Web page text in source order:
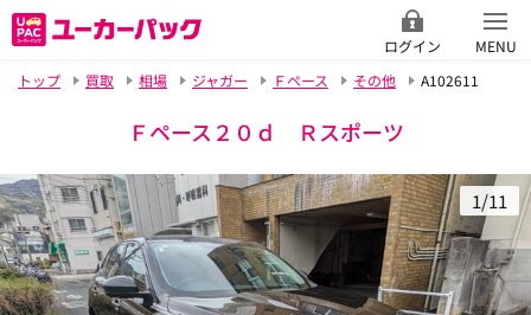
ログイン
MENU
トップ
買取 相場 ジャガー Ｆペース その他 A102611
Ｆペース２０ｄ Ｒスポーツ
1/11